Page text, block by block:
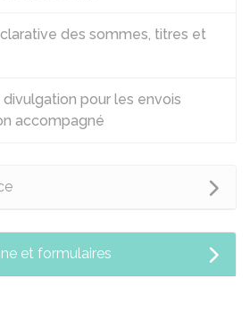
des sommes, titres et
pour les envois
accompagné
et formulaires